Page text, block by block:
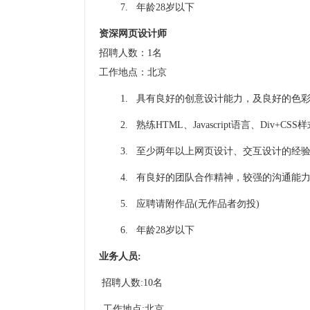
7. 年龄28岁以下
资深网页设计师
招聘人数： 1名
工作地点：北京
1. 具有良好的创意设计能力，及良好的色
2. 熟练HTML、 Javascript语言、 Div+CSS样
3. 至少两年以上网页设计、交互设计的经验
4. 有良好的团队合作精神，较强的沟通能力
5. 应聘请附作品(无作品者勿投)
6. 年龄28岁以下
业务人员:
招聘人数:10名